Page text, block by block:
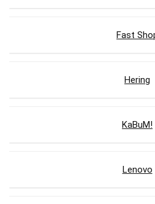
Fast
Hering
KaBuM!
Lenovo